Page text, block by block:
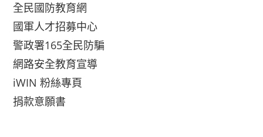
全民國防教育網
國軍人才招募中心
警政署165全民防騙
網路安全教育宣導
iWIN 粉絲專頁
捐款意願書